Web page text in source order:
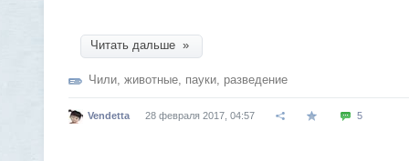
Читать дальше »
Чили, животные, пауки, разведение
Vendetta 28 февраля 2017, 04:57 5